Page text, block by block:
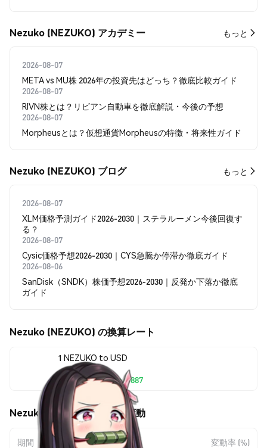
Nezuko (NEZUKO) アカデミー もっと
2026-08-07
META vs MU株 2026年の投資先はどっち？徹底比較ガイド
2026-08-07
RIVN株とは？リビアン自動車を徹底解説・今後の予想
2026-08-07
Morpheusとは？仮想通貨Morpheusの特徴・将来性ガイド
Nezuko (NEZUKO) ブログ もっと
2026-08-07
XLM価格予測ガイド2026-2030｜ステラルーメン今後回復す
る？
2026-08-07
Cysic価格予想2026-2030｜CYS急騰か停滞か徹底ガイド
2026-08-06
SanDisk（SNDK）株価予想2026-2030｜反発か下落か徹底
ガイド
Nezuko (NEZUKO) の換算レート
1 NEZUKO to USD
$0.0<sub>7</sub>9887
Nezuko (NEZUKO) の価格変動
期間 金額変動 変動率 (%)